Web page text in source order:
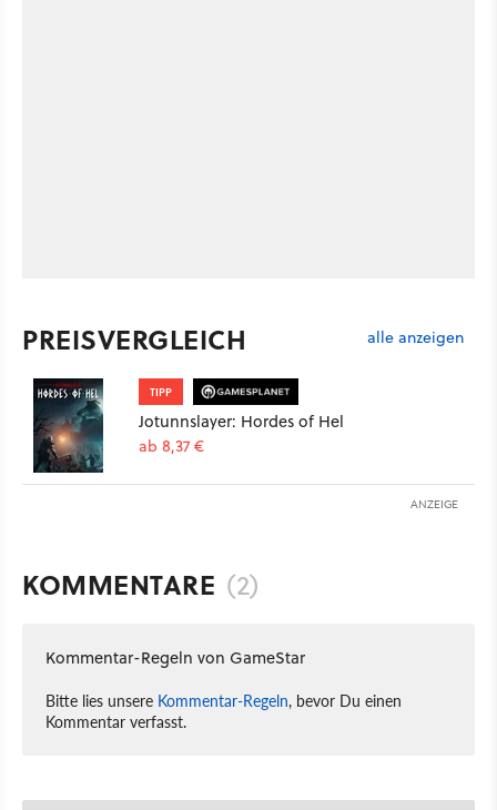
PREISVERGLEICH alle anzeigen
TIPP
Jotunnslayer: Hordes of Hel
ab 8,37 €
ANZEIGE
KOMMENTARE (2)
Kommentar-Regeln von GameStar
Bitte lies unsere Kommentar-Regeln, bevor Du einen
Kommentar verfasst.